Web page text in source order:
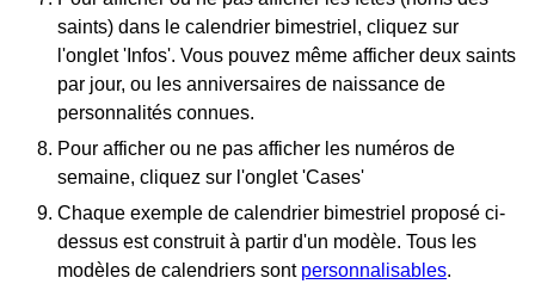
saints) dans le calendrier bimestriel, cliquez sur
l'onglet 'Infos'. Vous pouvez même afficher deux saints
par jour, ou les anniversaires de naissance de
personnalités connues.
Pour afficher ou ne pas afficher les numéros de
semaine, cliquez sur l'onglet 'Cases'
Chaque exemple de calendrier bimestriel proposé ci-
dessus est construit à partir d'un modèle. Tous les
modèles de calendriers sont personnalisables.